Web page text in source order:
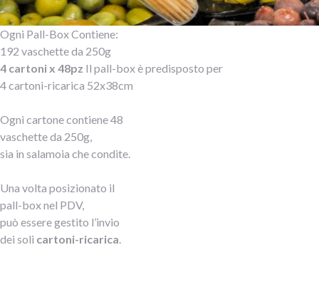
Ogni Pall-Box Contiene:
192 vaschette da 250g
4 cartoni x 48pz Il pall-box è predisposto per
4 cartoni-ricarica 52x38cm
Ogni cartone contiene 48
vaschette da 250g,
sia in salamoia che condite.
Una volta posizionato il
pall-box nel PDV,
può essere gestito l’invio
dei soli cartoni-ricarica.